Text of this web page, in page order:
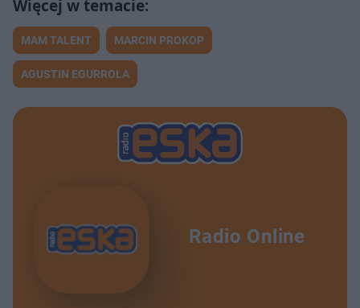
MAM TALENT MARCIN PROKOP
AGUSTIN EGURROLA
Radio Online